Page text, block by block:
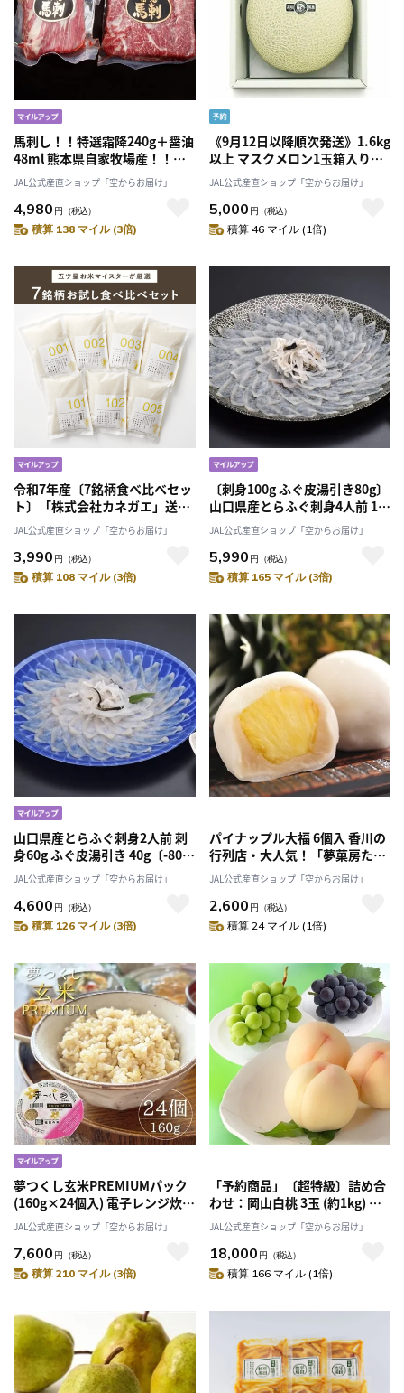
馬刺し！！特選霜降240g＋醤油
48ml 熊本県自家牧場産！！
「肉のたかむく」 マイル
JAL公式産直ショップ「空からお届け」
4,980 円 （税込）
積算 138 マイル (3倍)
《9月12日以降順次発送》1.6kg
以上 マスクメロン1玉箱入り
《良品》【一果相伝】「株式会
社篤農」
JAL公式産直ショップ「空からお届け」
5,000 円 （税込）
積算 46 マイル (1倍)
令和7年産〔7銘柄食べ比べセッ
ト〕「株式会社カネガエ」送料
無料 五ツ星お米マイスターが
厳選！
JAL公式産直ショップ「空からお届け」
3,990 円 （税込）
積算 108 マイル (3倍)
〔刺身100g ふぐ皮湯引き80g〕
山口県産とらふぐ刺身4人前 1皿
〔-80℃急速冷凍〕 山口ふぐ本
舗きらく「有限会社きらく」ク
リスマスやお正月の特別な日
に 産直お取り寄せ
JAL公式産直ショップ「空からお届け」
5,990 円 （税込）
積算 165 マイル (3倍)
山口県産とらふぐ刺身2人前 刺
身60g ふぐ皮湯引き 40g〔-80℃
急速冷凍〕山口ふぐ本舗きらく
「有限会社きらく」クリスマス
やお正月の特別な日に 産直お
取り寄せ
JAL公式産直ショップ「空からお届け」
4,600 円 （税込）
積算 126 マイル (3倍)
パイナップル大福 6個入 香川の
行列店・大人気！「夢菓房たか
ら」
JAL公式産直ショップ「空からお届け」
2,600 円 （税込）
積算 24 マイル (1倍)
夢つくし玄米PREMIUMパック
(160g×24個入) 電子レンジ炊き
あがり！「株式会社カネガエ」
送料無料
JAL公式産直ショップ「空からお届け」
7,600 円 （税込）
積算 210 マイル (3倍)
「予約商品」〔超特級〕詰め合
わせ：岡山白桃 3玉 (約1kg) ・
シャインマスカット 1房 (約
0.65kg) ・ピオーネ 1房 (約
0.65kg)7月中旬発送以降発送
「桃茂実苑(ともみえん)」
JAL公式産直ショップ「空からお届け」
18,000 円 （税込）
積算 166 マイル (1倍)